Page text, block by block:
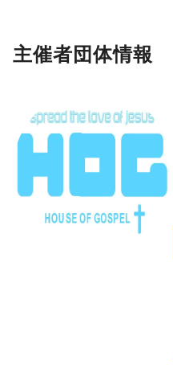
主催者団体情報